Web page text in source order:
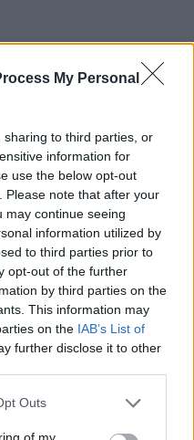
My Personal
to third parties, or
information for
use the below opt-out
Please note that after your
may continue seeing
information utilized by
to third parties prior to
opt-out of the further
by third parties on the
This information may
on the IAB’s List of
further disclose it to other
Outs
of my
produkt?
v interiéri. Majú
nožičkami. Tento detail robí
nábytku s veľmi výrazným
nábytku v kuchyni a
pracovni či kancelárii.